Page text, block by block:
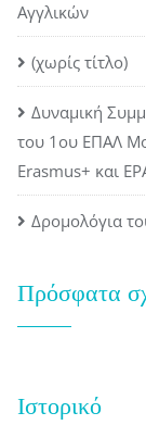
Αγγλικών
(χωρίς τίτλο)
Δυναμική
του 1ου ΕΠΑΛ
Erasmus+ και
Δρομολόγια
Πρόσφατα
Ιστορικό